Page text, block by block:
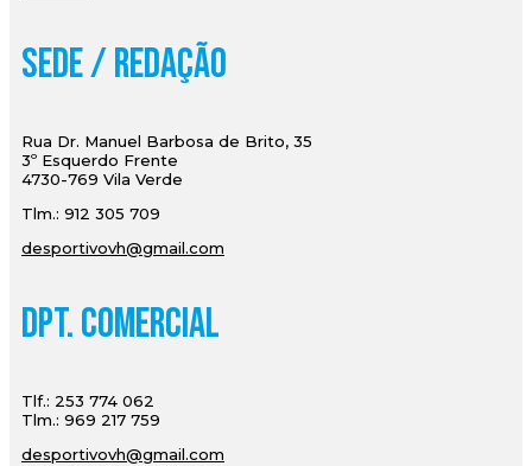
Sede / Redação
Rua Dr. Manuel Barbosa de Brito, 35
3º Esquerdo Frente
4730-769 Vila Verde
Tlm.: 912 305 709
desportivovh@gmail.com
Dpt. Comercial
Tlf.: 253 774 062
Tlm.: 969 217 759
desportivovh@gmail.com